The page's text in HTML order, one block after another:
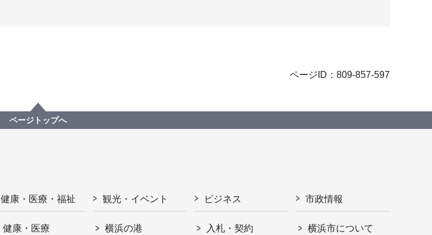
ページID：809-857-597
ページトップへ
健康・医療・福祉
健康・医療
観光・イベント
横浜の港
ビジネス
入札・契約
市政情報
横浜市について